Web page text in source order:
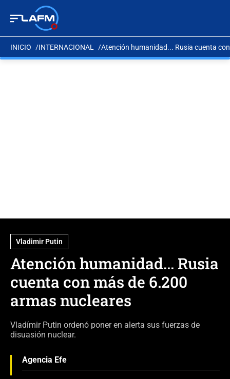
INICIO INTERNACIONAL Atención humanidad... Rusia cuenta
Vladimir Putin
Atención humanidad... Rusia
cuenta con más de 6.200
armas nucleares
Vladímir Putin ordenó poner en alerta sus fuerzas de
disuasión nuclear.
Agencia Efe